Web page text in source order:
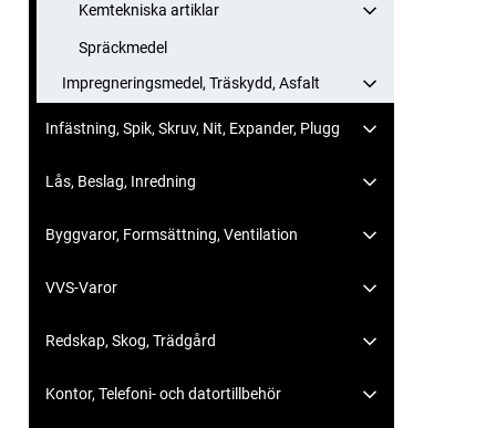
Kemtekniska artiklar
Spräckmedel
Impregneringsmedel, Träskydd, Asfalt
Infästning, Spik, Skruv, Nit, Expander, Plugg
Lås, Beslag, Inredning
Byggvaror, Formsättning, Ventilation
VVS-Varor
Redskap, Skog, Trädgård
Kontor, Telefoni- och datortillbehör